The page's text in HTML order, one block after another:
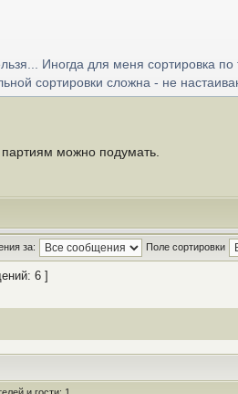
Иногда для меня сортировка
сортировки сложна - не
можно подумать.
за: Поле сортировки
6 ]